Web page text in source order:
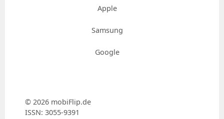
Apple
Samsung
Google
© 2026 mobiFlip.de
ISSN: 3055-9391